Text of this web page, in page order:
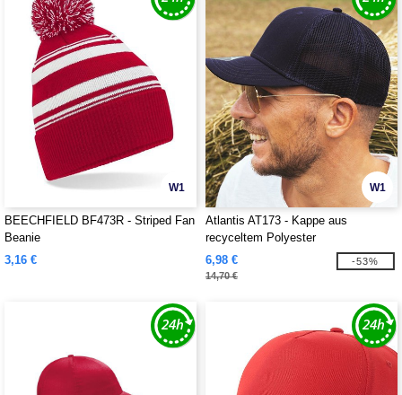
W1
BEECHFIELD BF473R - Striped Fan
Beanie
3,16 €
W1
Atlantis AT173 - Kappe aus
recyceltem Polyester
6,98 €
14,70 €
-53%